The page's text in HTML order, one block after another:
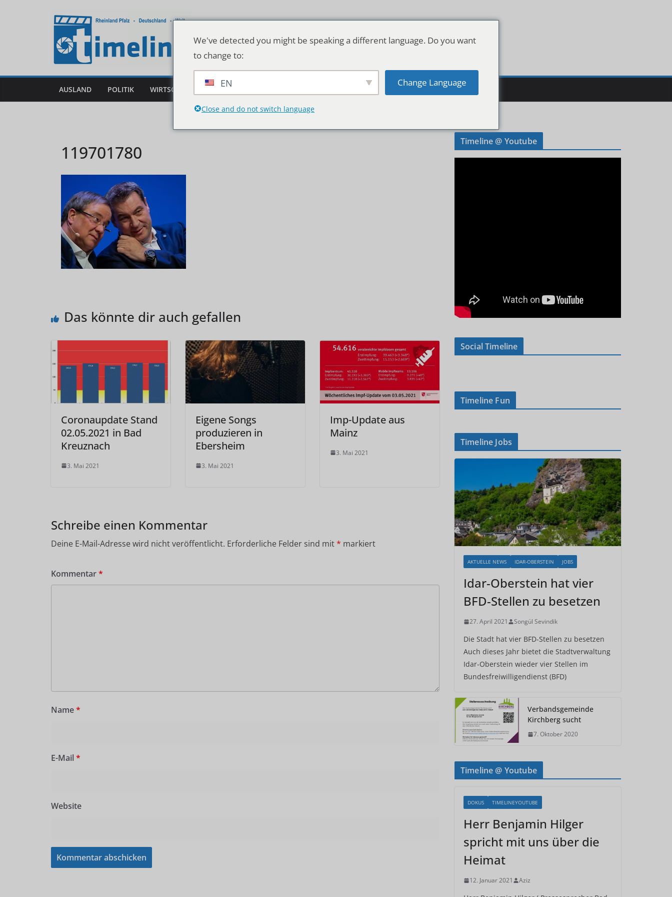
AUSLAND POLITIK WIRTSCHAFT DEUTSCHLAND & WELT
119701780
Das könnte dir auch gefallen
Coronaupdate Stand
02.05.2021 in Bad
Kreuznach
3. Mai 2021
Eigene Songs
produzieren in
Ebersheim
3. Mai 2021
Imp-Update aus
Mainz
3. Mai 2021
Schreibe einen Kommentar
Deine E-Mail-Adresse wird nicht veröffentlicht. Erforderliche Felder sind mit* markiert
Kommentar*
Name*
E-Mail *
Website
Timeline @ Youtube
Social Timeline
Timeline Fun
Timeline Jobs
AKTUELLE NEWS IDAR-OBERSTEIN JOBS
Idar-Oberstein hat vier
BFD-Stellen zu besetzen
27. April 2021 Songül Sevindik
Die Stadt hat vier BFD-Stellen zu besetzen
Auch dieses Jahr bietet die Stadtverwaltung
Idar-Oberstein wieder vier Stellen im
Bundesfreiwilligendienst (BFD)
Verbandsgemeinde
Kirchberg sucht
7. Oktober 2020
Timeline @ Youtube
DOKUS TIMELINEYOUTUBE
Herr Benjamin Hilger
spricht mit uns über die
Heimat
12. Januar 2021 Aziz
We've detected you might be speaking a different language. Do you want
to change to:
EN Change Language
Close and do not switch language